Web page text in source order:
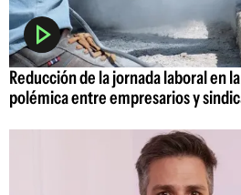
Reducción de la jornada laboral en
polémica entre empresarios y